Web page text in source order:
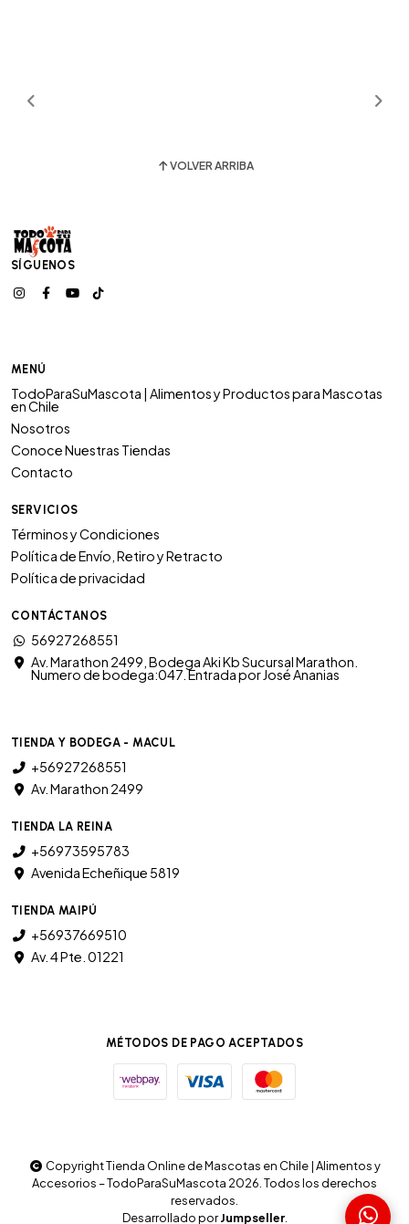
VOLVER ARRIBA
SÍGUENOS
MENÚ
TodoParaSuMascota | Alimentos y Productos para Mascotas
en Chile
Nosotros
Conoce Nuestras Tiendas
Contacto
SERVICIOS
Términos y Condiciones
Política de Envío, Retiro y Retracto
Política de privacidad
CONTÁCTANOS
56927268551
Av. Marathon 2499, Bodega Aki Kb Sucursal Marathon.
Numero de bodega:047. Entrada por José Ananias
TIENDA Y BODEGA - MACUL
+56927268551
Av. Marathon 2499
TIENDA LA REINA
+56973595783
Avenida Echeñique 5819
TIENDA MAIPÚ
+56937669510
Av. 4 Pte. 01221
MÉTODOS DE PAGO ACEPTADOS
Copyright Tienda Online de Mascotas en Chile | Alimentos y
Accesorios – TodoParaSuMascota 2026. Todos los derechos
reservados.
Desarrollado porJumpseller.